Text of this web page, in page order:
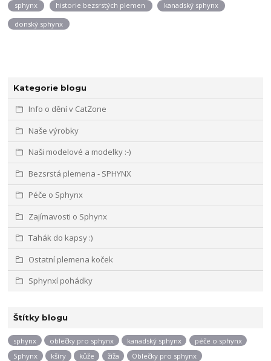
Kategorie blogu
Info o dění v CatZone
Naše výrobky
Naši modelové a modelky :-)
Bezsrstá plemena - SPHYNX
Péče o Sphynx
Zajímavosti o Sphynx
Tahák do kapsy :)
Ostatní plemena koček
Sphynxí pohádky
Štítky blogu
sphynx oblečky pro sphynx kanadský sphynx
péče o sphynx
Sphynx
kšíry kůže žíža
Oblečky pro sphynx
sphynx historie bezsrstých plemen kanadský sphynx
donský sphynx